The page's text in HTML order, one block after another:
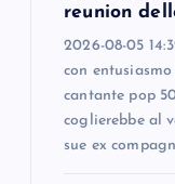
reunion
2026-08-05
con
cantante pop
coglierebbe al
sue ex